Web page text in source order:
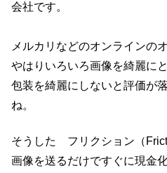
会社です。
メルカリなどのオンラインの
やはりいろいろ画像を綺麗に
包装を綺麗にしないと評価が
ね。
そうした フリクション（
画像を送るだけですぐに現金